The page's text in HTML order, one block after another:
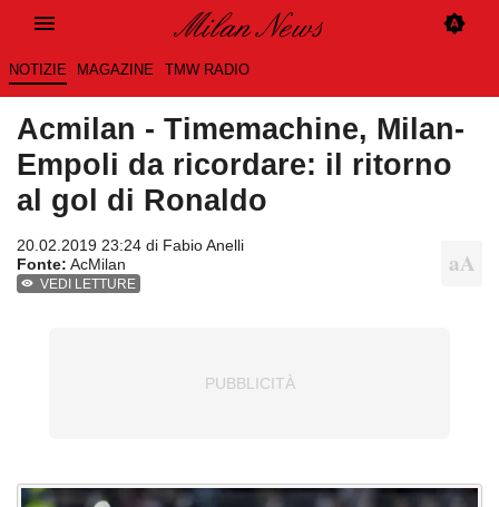
NOTIZIE MAGAZINE TMW RADIO
Acmilan - Timemachine, Milan-
Empoli da ricordare: il ritorno
al gol di Ronaldo
20.02.2019 23:24 di Fabio Anelli
Fonte: AcMilan
VEDI LETTURE